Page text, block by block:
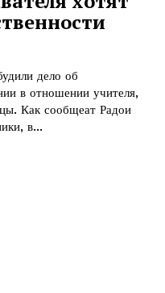
дело об
в отношении учителя,
в...